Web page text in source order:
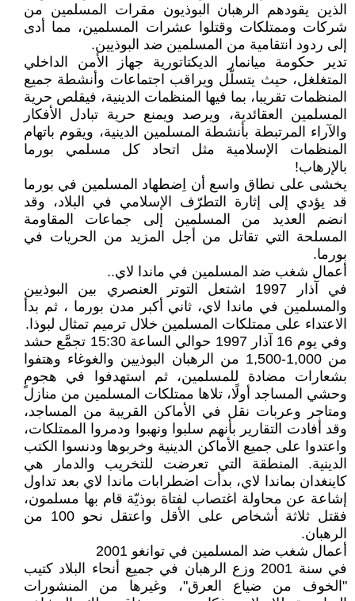
الذين يقودهم الرهبان البوذيون مقرات المسلمين من
شركات وممتلكات وقتلوا عشرات المسلمين، مما أدى
إلى ردود انتقامية من المسلمين ضد البوذيين.
تدير حكومة ميانمار الديكتاتورية جهاز الأمن الداخلي
المتغلغل، حيث يتسلّل ويراقب اجتماعات وأنشطة جميع
المنظمات تقريبا، بما فيها المنظمات الدينية، فيقلص حرية
المسلمين العقائدية، ويرصد ويمنع حرية تبادل الأفكار
والآراء المرتبطة بأنشطة المسلمين الدينية، ويقوم باتهام
المنظمات الإسلامية مثل اتحاد كل مسلمي بورما
بالإرهاب!
يخشى على نطاق واسع أن اِضطهاد المسلمين في بورما
قد يؤدي إلى إثارة التطرّف الإسلامي في البلاد، وقد
انضم العديد من المسلمين إلى جماعات المقاومة
المسلحة التي تقاتل من أجل المزيد من الحريات في
بورما.
أعمال شغب ضد المسلمين في ماندا لاي..
في آذار 1997 اشتعل التوتر العنصري بين البوذيين
والمسلمين في ماندا لاي، ثاني أكبر مدن بورما ، ثم بدأ
الاعتداء على ممتلكات المسلمين خلال ترميم تمثال لبوذا.
وفي يوم 16 آذار 1997 حوالي الساعة 15:30 تجمَّع حشد
من 1,000-1,500 من الرهبان البوذيين والغوغاء وهتفوا
بشعارات مضادة للمسلمين، ثم استهدفوا في هجومٍ
وحشي المساجد أولًا، تلاها ممتلكات المسلمين من منازل
ومتاجر وعربات نقل في الأماكن القريبة من المساجد،
وقد أفادت التقارير بأنهم سلبوا ونهبوا ودمروا الممتلكات،
واعتدوا على جميع الأماكن الدينية وخربوها ودنسوا الكتب
الدينية. المنطقة التي تعرضت للتخريب والدمار هي
كاينغدان بماندا لاي، بدأت اضطرابات ماندا لاي بعد تداول
إشاعة عن محاولة اغتصاب لفتاة بوذيّة قام بها مسلمون،
فقتل ثلاثة أشخاص على الأقل واعتقل نحو 100 من
الرهبان.
أعمال شغب ضد المسلمين في توانغو 2001
في سنة 2001 وزع الرهبان في جميع أنحاء البلاد كتيب
"الخوف من ضياع العرق"، وغيرها من المنشورات